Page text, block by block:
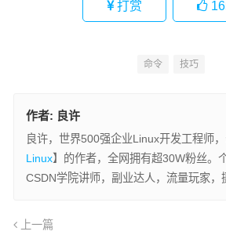
打赏
命令 技巧
作者: 良许
良许，世界500强企业Linux开发工程师
Linux】的作者，全网拥有超30W粉丝。
CSDN学院讲师，副业达人，流量玩家，
上一篇